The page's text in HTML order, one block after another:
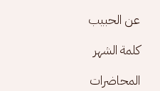
Footer menu
عن الحبيب
كلمة الشهر
المحاضرات